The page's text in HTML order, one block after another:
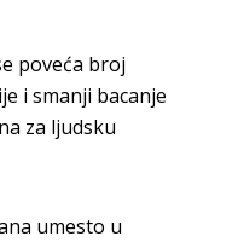
poveća broj
i smanji bacanje
za ljudsku
umesto u